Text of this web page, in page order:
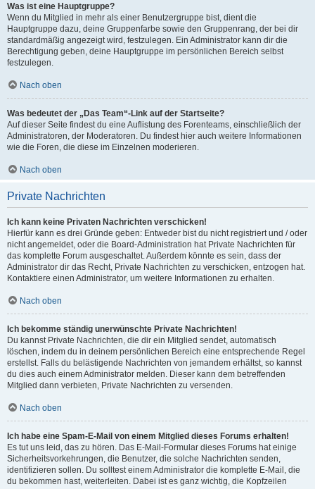
Was ist eine Hauptgruppe?
Wenn du Mitglied in mehr als einer Benutzergruppe bist, dient die
Hauptgruppe dazu, deine Gruppenfarbe sowie den Gruppenrang, der bei dir
standardmäßig angezeigt wird, festzulegen. Ein Administrator kann dir die
Berechtigung geben, deine Hauptgruppe im persönlichen Bereich selbst
festzulegen.
Nach oben
Was bedeutet der „Das Team“-Link auf der Startseite?
Auf dieser Seite findest du eine Auflistung des Forenteams, einschließlich der
Administratoren, der Moderatoren. Du findest hier auch weitere Informationen
wie die Foren, die diese im Einzelnen moderieren.
Nach oben
Private Nachrichten
Ich kann keine Privaten Nachrichten verschicken!
Hierfür kann es drei Gründe geben: Entweder bist du nicht registriert und / oder
nicht angemeldet, oder die Board-Administration hat Private Nachrichten für
das komplette Forum ausgeschaltet. Außerdem könnte es sein, dass der
Administrator dir das Recht, Private Nachrichten zu verschicken, entzogen hat.
Kontaktiere einen Administrator, um weitere Informationen zu erhalten.
Nach oben
Ich bekomme ständig unerwünschte Private Nachrichten!
Du kannst Private Nachrichten, die dir ein Mitglied sendet, automatisch
löschen, indem du in deinem persönlichen Bereich eine entsprechende Regel
erstellst. Falls du belästigende Nachrichten von jemandem erhältst, so kannst
du dies auch einem Administrator melden. Dieser kann dem betreffenden
Mitglied dann verbieten, Private Nachrichten zu versenden.
Nach oben
Ich habe eine Spam-E-Mail von einem Mitglied dieses Forums erhalten!
Es tut uns leid, das zu hören. Das E-Mail-Formular dieses Forums hat einige
Sicherheitsvorkehrungen, die Benutzer, die solche Nachrichten senden,
identifizieren sollen. Du solltest einem Administrator die komplette E-Mail, die
du bekommen hast, weiterleiten. Dabei ist es ganz wichtig, die Kopfzeilen